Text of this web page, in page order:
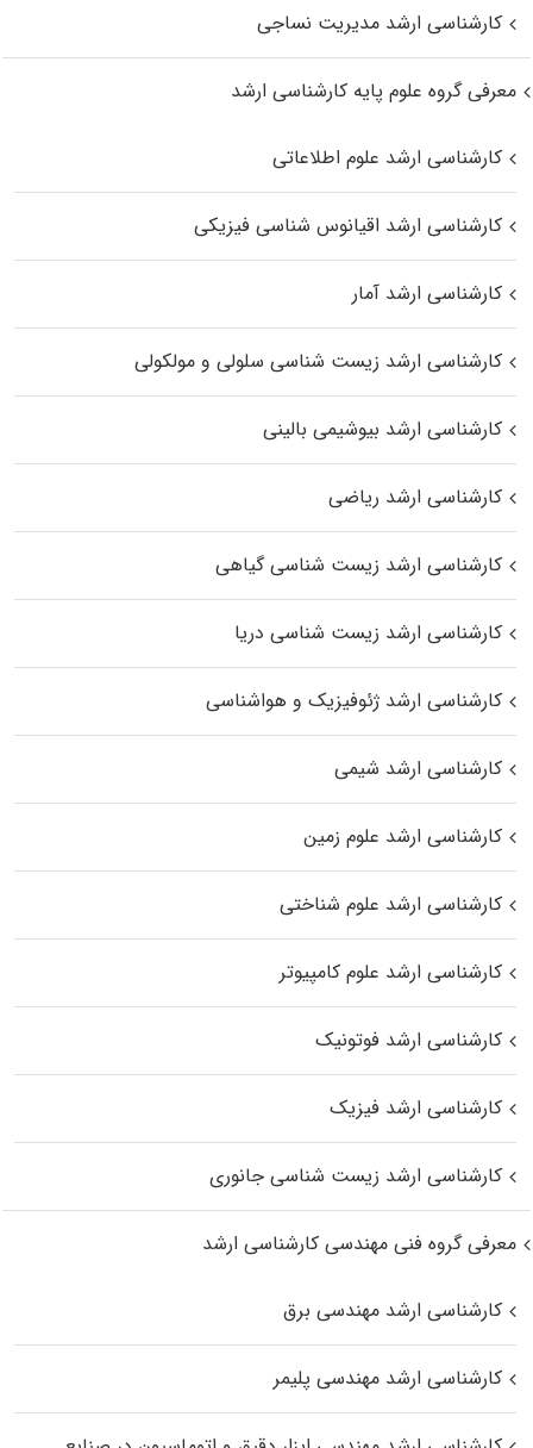
کارشناسی ارشد مدیریت نساجی
معرفی گروه علوم پایه کارشناسی ارشد
کارشناسی ارشد علوم اطلاعاتی
کارشناسی ارشد اقیانوس‌ شناسی فیزیکی
کارشناسی ارشد آمار
کارشناسی ارشد زیست شناسی سلولی و مولکولی
کارشناسی ارشد بیوشیمی بالینی
کارشناسی ارشد ریاضی
کارشناسی ارشد زیست‌ شناسی گیاهی
کارشناسی ارشد زیست‌ شناسی دریا
کارشناسی ارشد ژئوفیزیک و هواشناسی
کارشناسی ارشد شیمی
کارشناسی ارشد علوم زمین
کارشناسی ارشد علوم شناختی
کارشناسی ارشد علوم کامپیوتر
کارشناسی ارشد فوتونیک
کارشناسی ارشد فیزیک
کارشناسی ارشد زیست‌ شناسی جانوری
معرفی گروه فنی مهندسی کارشناسی ارشد
کارشناسی ارشد مهندسی برق
کارشناسی ارشد مهندسی پلیمر